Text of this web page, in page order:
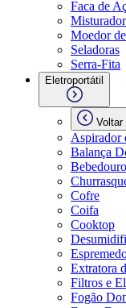
Faca de
Moedor
Seladoras
Serra-Fita
Eletroportátil
Voltar
Aspirador
Balança
Cofre
Coifa
Cooktop
Extratora
Filtros e
Fogão